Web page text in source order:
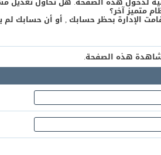
متميز آخر؟
الإدارة بحظر حسابك , أو أن حسابك لم
هذه الصفحة.